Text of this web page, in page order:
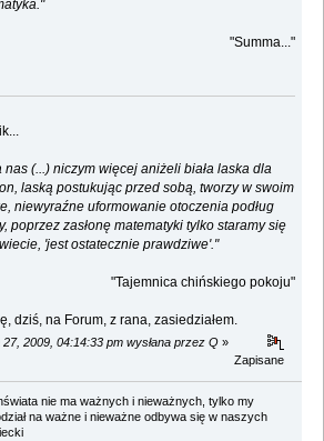
"Summa..."
(...) niczym więcej aniżeli biała laska dla
laską postukując przed sobą, tworzy w swoim
niewyraźne uformowanie otoczenia podług
poprzez zasłonę matematyki tylko staramy się
'jest ostatecznie prawdziwe'."
"Tajemnica chińskiego pokoju"
dziś, na Forum, z rana, zasiedziałem.
2009, 04:14:33 pm wysłana przez Q »
Zapisane
nie ma ważnych i nieważnych, tylko my
na ważne i nieważne odbywa się w naszych